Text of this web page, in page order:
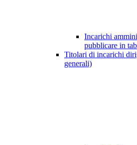
Incarichi
pubblicare in
Titolari di incarichi
generali)